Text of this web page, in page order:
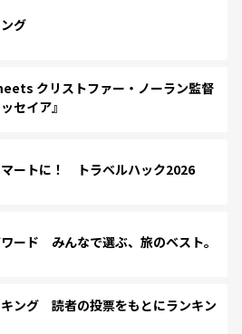
グ
クリストファー・ノーラン監督
セイア』
ートに！ トラベルハック2026
ード みんなで選ぶ、旅のベスト。
ング 読者の投票をもとにランキン